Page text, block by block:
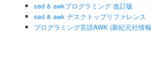
sed & awkプログラミング 改訂版
sed & awk デスクトップリファレンス
プログラミング言語AWK (新紀元社情